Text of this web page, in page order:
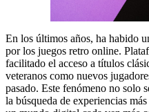
En los últimos años, ha habido
por los juegos retro online.
facilitado el acceso a títulos
veteranos como nuevos
pasado. Este fenómeno no solo
la búsqueda de experiencias